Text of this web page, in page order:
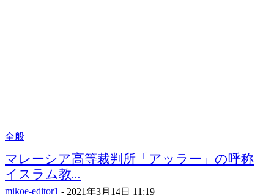
全般
マレーシア高等裁判所「アッラー」の呼称
イスラム教...
mikoe-editor1 - 2021年3月14日 11:19